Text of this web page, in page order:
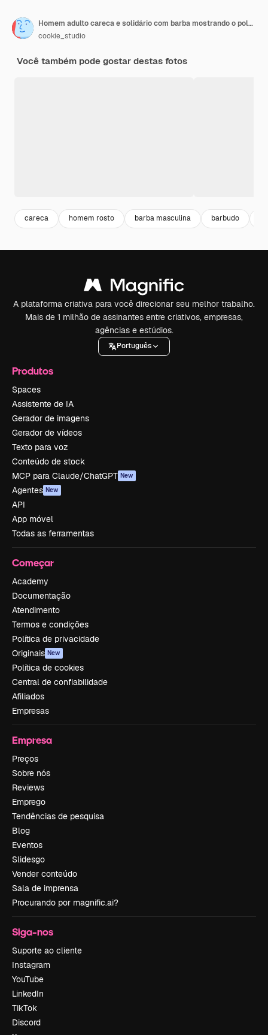
Homem adulto careca e solidário com barba mostrando o polegar em aprovação
cookie_studio
Você também pode gostar destas fotos
careca homem rosto barba masculina barbudo
A plataforma criativa para você direcionar seu melhor trabalho.
Mais de 1 milhão de assinantes entre criativos, empresas,
agências e estúdios.
Português
Produtos
Spaces
Assistente de IA
Gerador de imagens
Gerador de vídeos
Texto para voz
Conteúdo de stock
MCP para Claude/ChatGPT New
Agentes New
API
App móvel
Todas as ferramentas
Começar
Academy
Documentação
Atendimento
Termos e condições
Política de privacidade
Originais New
Política de cookies
Central de confiabilidade
Afiliados
Empresas
Empresa
Preços
Sobre nós
Reviews
Emprego
Tendências de pesquisa
Blog
Eventos
Slidesgo
Vender conteúdo
Sala de imprensa
Procurando por magnific.ai?
Siga-nos
Suporte ao cliente
Instagram
YouTube
LinkedIn
TikTok
Discord